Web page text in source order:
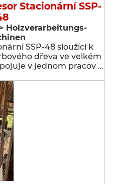
Stacionární SSP-
Holzverarbeitungs-
SSP-48 sloužící k
dřeva ve velkém
v jednom pracov …